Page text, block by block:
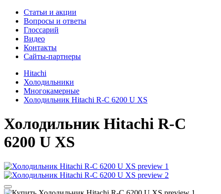
Cтатьи и акции
Вопросы и ответы
Глоссарий
Видео
Контакты
Сайты-партнеры
Hitachi
Холодильники
Многокамерные
Холодильник Hitachi R-C 6200 U XS
ХолодильникHitachi R-C
6200 U XS